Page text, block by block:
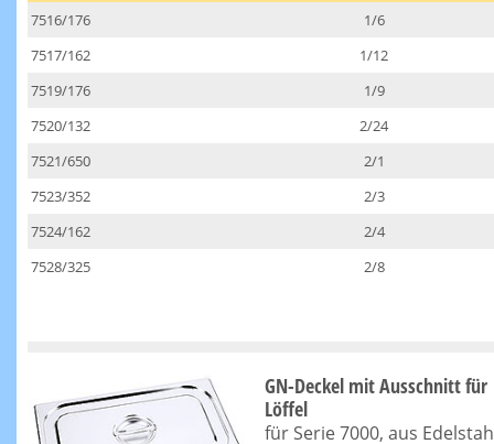
7516/176
1/6
7517/162
1/12
7519/176
1/9
7520/132
2/24
7521/650
2/1
7523/352
2/3
7524/162
2/4
7528/325
2/8
GN-Deckel mit Ausschnitt für
Löffel
für Serie 7000, aus